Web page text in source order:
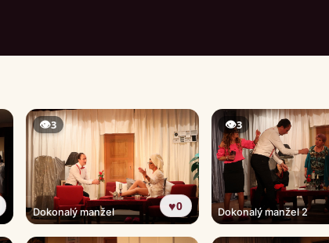
Dokonalý manžel
👁3
♥0 Dokonalý manžel 2
👁3